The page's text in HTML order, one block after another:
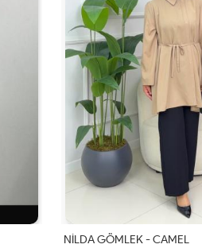
NİLDA GÖMLEK - CAMEL